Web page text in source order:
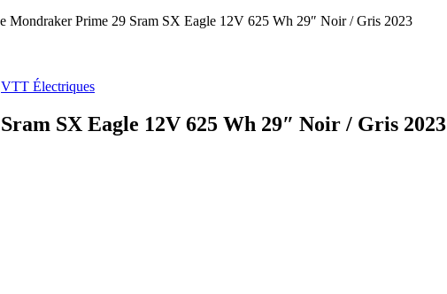
Mondraker Prime 29 Sram SX Eagle 12V 625 Wh 29″ Noir / Gris 2023
VTT Électriques
SX Eagle 12V 625 Wh 29″ Noir / Gris 2023